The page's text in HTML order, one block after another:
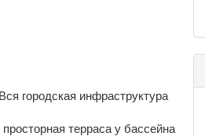
городская инфраструктура
терраса у бассейна